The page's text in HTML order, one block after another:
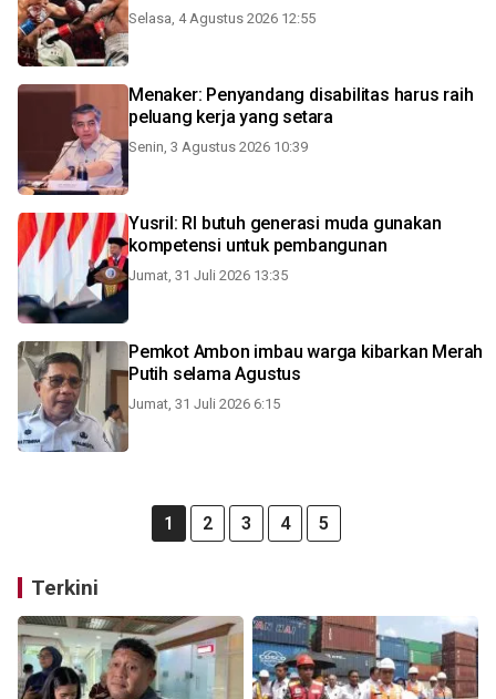
Selasa, 4 Agustus 2026 12:55
Menaker: Penyandang disabilitas harus raih
peluang kerja yang setara
Senin, 3 Agustus 2026 10:39
Yusril: RI butuh generasi muda gunakan
kompetensi untuk pembangunan
Jumat, 31 Juli 2026 13:35
Pemkot Ambon imbau warga kibarkan Merah
Putih selama Agustus
Jumat, 31 Juli 2026 6:15
1 2 3 4 5
Terkini